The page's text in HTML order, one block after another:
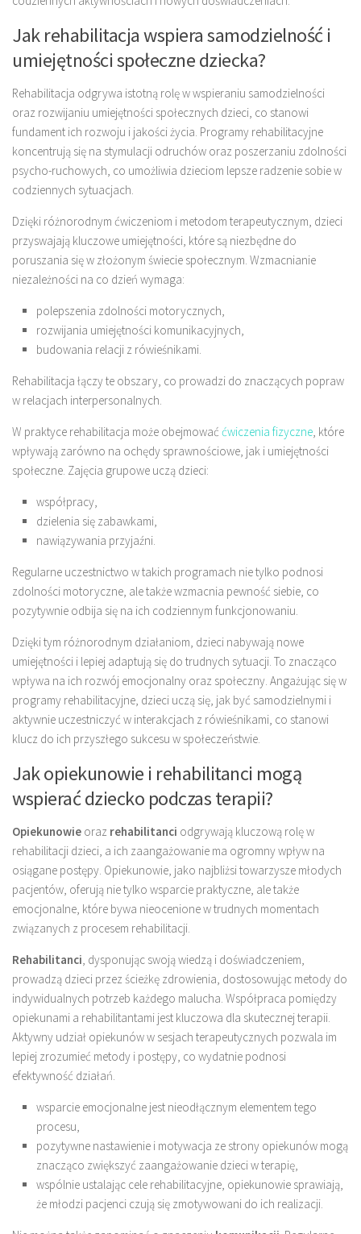
Jak rehabilitacja wspiera samodzielność i
umiejętności społeczne dziecka?
Rehabilitacja odgrywa istotną rolę w wspieraniu samodzielności
oraz rozwijaniu umiejętności społecznych dzieci, co stanowi
fundament ich rozwoju i jakości życia. Programy rehabilitacyjne
koncentrują się na stymulacji odruchów oraz poszerzaniu zdolności
psycho-ruchowych, co umożliwia dzieciom lepsze radzenie sobie w
codziennych sytuacjach.
Dzięki różnorodnym ćwiczeniom i metodom terapeutycznym, dzieci
przyswajają kluczowe umiejętności, które są niezbędne do
poruszania się w złożonym świecie społecznym. Wzmacnianie
niezależności na co dzień wymaga:
polepszenia zdolności motorycznych,
rozwijania umiejętności komunikacyjnych,
budowania relacji z rówieśnikami.
Rehabilitacja łączy te obszary, co prowadzi do znaczących popraw
w relacjach interpersonalnych.
W praktyce rehabilitacja może obejmować ćwiczenia fizyczne, które
wpływają zarówno na ochędy sprawnościowe, jak i umiejętności
społeczne. Zajęcia grupowe uczą dzieci:
współpracy,
dzielenia się zabawkami,
nawiązywania przyjaźni.
Regularne uczestnictwo w takich programach nie tylko podnosi
zdolności motoryczne, ale także wzmacnia pewność siebie, co
pozytywnie odbija się na ich codziennym funkcjonowaniu.
Dzięki tym różnorodnym działaniom, dzieci nabywają nowe
umiejętności i lepiej adaptują się do trudnych sytuacji. To znacząco
wpływa na ich rozwój emocjonalny oraz społeczny. Angażując się w
programy rehabilitacyjne, dzieci uczą się, jak być samodzielnymi i
aktywnie uczestniczyć w interakcjach z rówieśnikami, co stanowi
klucz do ich przyszłego sukcesu w społeczeństwie.
Jak opiekunowie i rehabilitanci mogą
wspierać dziecko podczas terapii?
Opiekunowie oraz rehabilitanci odgrywają kluczową rolę w
rehabilitacji dzieci, a ich zaangażowanie ma ogromny wpływ na
osiągane postępy. Opiekunowie, jako najbliżsi towarzysze młodych
pacjentów, oferują nie tylko wsparcie praktyczne, ale także
emocjonalne, które bywa nieocenione w trudnych momentach
związanych z procesem rehabilitacji.
Rehabilitanci, dysponując swoją wiedzą i doświadczeniem,
prowadzą dzieci przez ścieżkę zdrowienia, dostosowując metody do
indywidualnych potrzeb każdego malucha. Współpraca pomiędzy
opiekunami a rehabilitantami jest kluczowa dla skutecznej terapii.
Aktywny udział opiekunów w sesjach terapeutycznych pozwala im
lepiej zrozumieć metody i postępy, co wydatnie podnosi
efektywność działań.
wsparcie emocjonalne jest nieodłącznym elementem tego
procesu,
pozytywne nastawienie i motywacja ze strony opiekunów mogą
znacząco zwiększyć zaangażowanie dzieci w terapię,
wspólnie ustalając cele rehabilitacyjne, opiekunowie sprawiają,
że młodzi pacjenci czują się zmotywowani do ich realizacji.